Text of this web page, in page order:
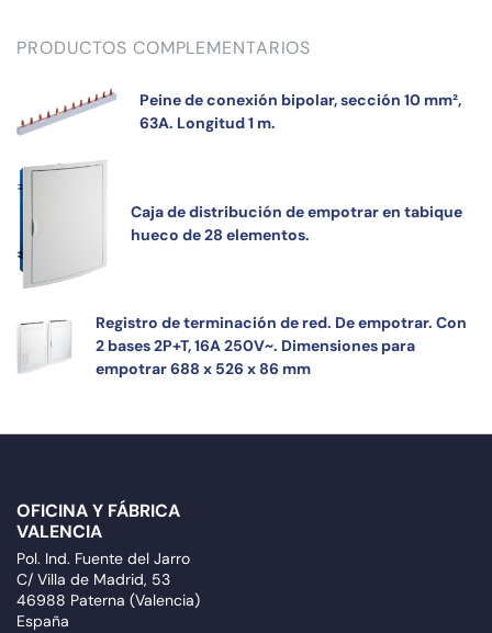
PRODUCTOS COMPLEMENTARIOS
Peine de conexión bipolar, sección 10 mm²,
63A. Longitud 1 m.
Caja de distribución de empotrar en tabique
hueco de 28 elementos.
Registro de terminación de red. De empotrar. Con
2 bases 2P+T, 16A 250V~. Dimensiones para
empotrar 688 x 526 x 86 mm
OFICINA Y FÁBRICA
VALENCIA
Pol. Ind. Fuente del Jarro
C/ Villa de Madrid, 53
46988 Paterna (Valencia)
España